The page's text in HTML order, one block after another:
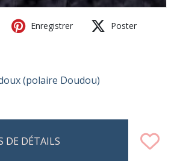
Enregistrer Poster
(polaire Doudou)
DE DÉTAILS